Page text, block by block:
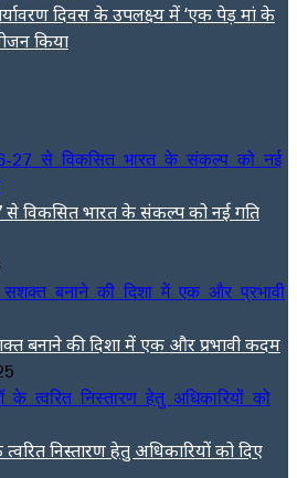
दिवस के उपलक्ष्य में ‘एक पेड़ मां के
किया
से विकसित भारत के संकल्प को नई गति
बनाने की दिशा में एक और प्रभावी कदम
निस्तारण हेतु अधिकारियों को दिए